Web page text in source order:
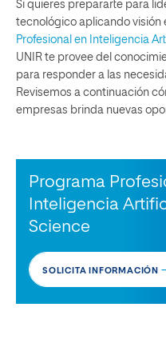
Si quieres prepararte para
tecnológico aplicando visión
Profesional en Inteligencia
UNIR te provee del
para responder a las
Revisemos a continuación
empresas brinda nuevas
Programa
Inteligencia
Science
SOLICITA INFORMACIÓN